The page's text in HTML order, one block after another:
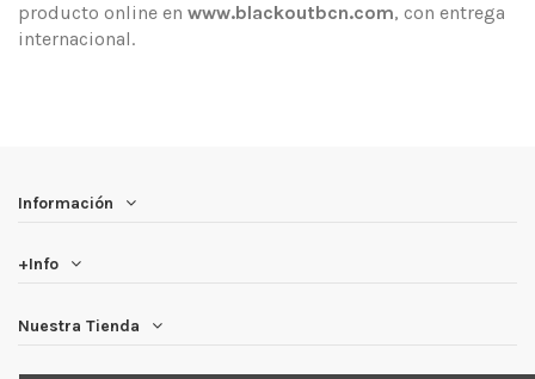
producto online en www.blackoutbcn.com, con entrega
internacional.
Información
+Info
Nuestra Tienda